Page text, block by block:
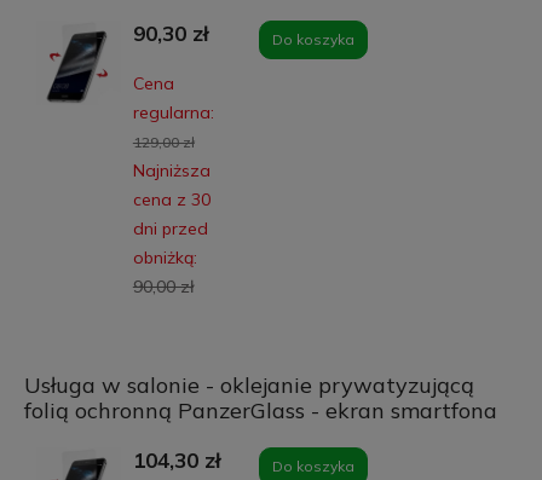
90,30 zł
Cena
regularna:
129,00 zł
Najniższa
cena z 30
dni przed
obniżką:
90,00 zł
Do koszyka
Usługa w salonie - oklejanie prywatyzującą
folią ochronną PanzerGlass - ekran smartfona
104,30 zł Do koszyka